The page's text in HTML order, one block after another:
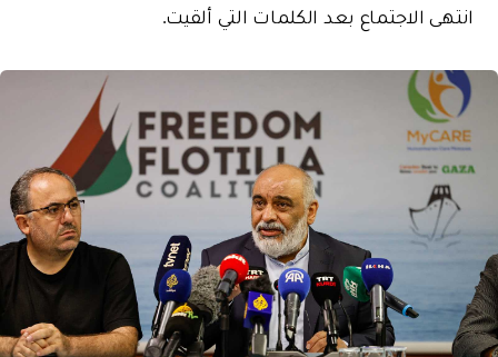
انتهى الاجتماع بعد الكلمات التي ألقيت.